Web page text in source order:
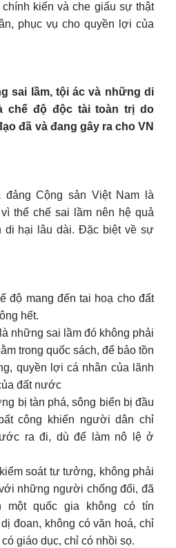
kiến và che giấu sự thật
phục vụ cho quyền lợi của
sai lầm, tội ác và những di
chế độ độc tài toàn trị do
đã và đang gây ra cho VN
Cộng sản Việt Nam là
thể chế sai lầm nên hệ quả
di hại lâu dài. Đặc biệt về sự
độ mang đến tai hoạ cho đất
hết.
những sai lầm đó không phải
trong quốc sách, để bảo tồn
quyền lợi cá nhân của lãnh
đất nước
bị tàn phá, sông biển bị đầu
công khiến người dân chỉ
ra đi, dù để làm nô lệ ở
soát tư tưởng, không phải
những người chống đối, đã
một quốc gia không có tín
đoan, không có văn hoá, chỉ
giáo dục, chỉ có nhồi sọ.